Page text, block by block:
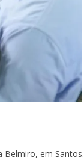
Belmiro, em Santos.